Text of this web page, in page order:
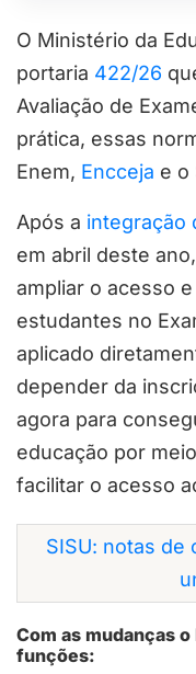
O Ministério da
portaria 422/26
Avaliação de
prática, essas
Enem, Encceja e o
Após a integração
em abril deste
ampliar o acesso
estudantes no
aplicado
depender da
agora para
educação por
facilitar o acesso
SISU: notas
Com as mudanças
funções: